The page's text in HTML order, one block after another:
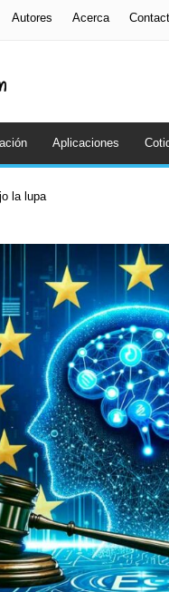
Autores Acerca
Aplicaciones
la lupa